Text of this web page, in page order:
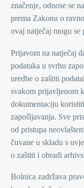
značenje, odnose se
prema Zakonu o
ovaj natječaj mogu se
Prijavom na natječaj
podataka u svrhu
uredbe o zaštiti
svakom prijavljenom
dokumentaciju
zapošljavanja. Sve
od pristupa
čuvane u skladu s
o zaštiti i obradi
Bolnica zadržava